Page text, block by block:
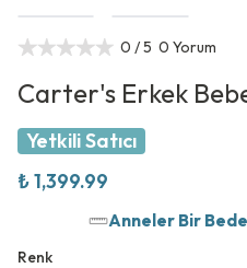
0 / 5 0 Yorum
Carter's Erkek
Yetkili Satıcı
₺ 1,399.99
Anneler Bir
Renk